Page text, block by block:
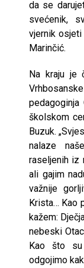
da se
svećenik,
vjernik osjeti
Marinčić.
Na kraju je
pedagoginja
školskom
Buzuk.
nalaze
raseljenih iz
ali gajim
važnije
Krista… Kao
kažem:
nebeski
Kao što
odgojimo